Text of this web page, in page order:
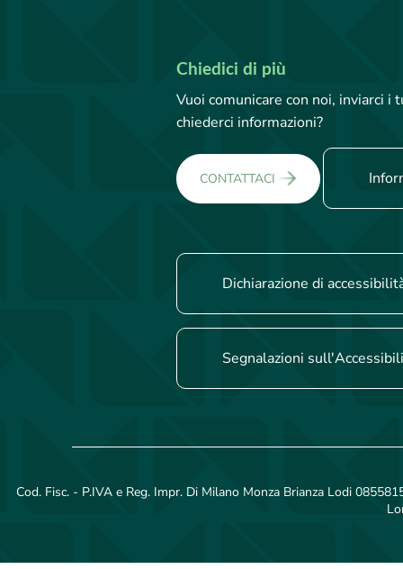
Chiedici di più
Vuoi comunicare con noi, inviarci
chiederci informazioni?
CONTATTACI
Dichiarazione di
Segnalazioni
Cod. Fisc. - P.IVA e Reg. Impr. Di Milano Monza Brianza Lodi